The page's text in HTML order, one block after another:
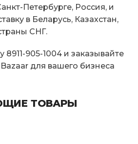
Петербурге, Россия, и
в Беларусь, Казахстан,
СНГ.
8911-905-1004 и заказывайте
для вашего бизнеса
ТОВАРЫ